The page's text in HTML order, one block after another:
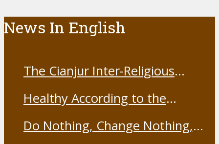
News In English
The Cianjur Inter-Religious
19 Vaccine
Healthy According to the
Do Nothing, Change Nothing,